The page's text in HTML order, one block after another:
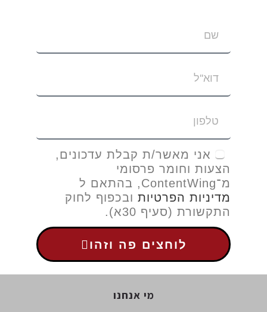
אני מאשר/ת קבלת עדכונים,
הצעות וחומר פרסומי
מדיניות הפרטיותובכפוף לחוק
התקשורת (סעיף 30א).
לוחצים פה וזהו
מי אנחנו